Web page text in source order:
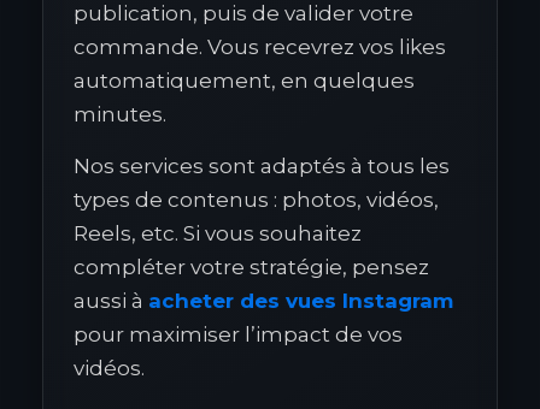
publication, puis de valider votre
commande. Vous recevrez vos likes
automatiquement, en quelques
minutes.
Nos services sont adaptés à tous les
types de contenus : photos, vidéos,
Reels, etc. Si vous souhaitez
compléter votre stratégie, pensez
aussi à acheter des vues Instagram
pour maximiser l’impact de vos
vidéos.